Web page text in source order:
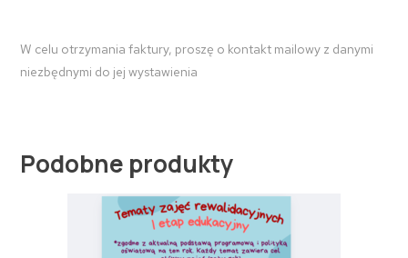
W celu otrzymania faktury, proszę o kontakt mailowy z danymi
niezbędnymi do jej wystawienia
Podobne produkty